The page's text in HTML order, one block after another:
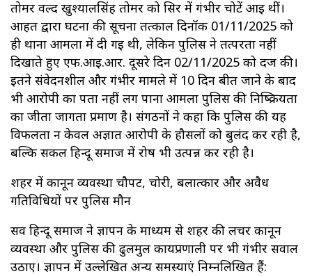
तोमर वल्द खुश्यालसिंह तोमर को सिर में गंभीर चोटें आई थीं।
आहत द्वारा घटना की सूचना तत्काल दिनॉक 01/11/2025 को
ही थाना आमला में दी गई थी, लेकिन पुलिस ने तत्परता नहीं
दिखाते हुए एफ.आई.आर. दूसरे दिन 02/11/2025 को दर्ज की।
इतने संवेदनशील और गंभीर मामले में 10 दिन बीत जाने के बाद
भी आरोपी का पता नहीं लग पाना आमला पुलिस की निष्क्रियता
का जीता जागता प्रमाण है। संगठनों ने कहा कि पुलिस की यह
विफलता न केवल अज्ञात आरोपी के हौसलों को बुलंद कर रही है,
बल्कि सकल हिन्दू समाज में रोष भी उत्पन्न कर रही है।
शहर में कानून व्यवस्था चौपट, चोरी, बलात्कार और अवैध
गतिविधियों पर पुलिस मौन
सर्व हिन्दू समाज ने ज्ञापन के माध्यम से शहर की लचर कानून
व्यवस्था और पुलिस की ढुलमुल कार्यप्रणाली पर भी गंभीर सवाल
उठाए। ज्ञापन में उल्लेखित अन्य समस्याएं निम्नलिखित हैं: